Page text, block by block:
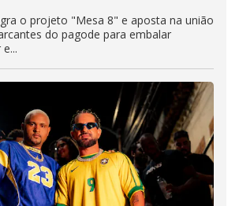
o projeto "Mesa 8" e aposta na união
do pagode para embalar